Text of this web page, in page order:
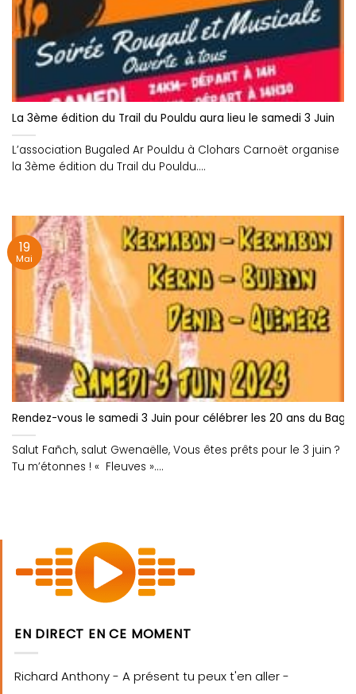
La 3ème édition du Trail du Pouldu aura lieu le samedi 3 Juin
L’association Bugaled Ar Pouldu à Clohars Carnoët organise
la 3ème édition du Trail du Pouldu....
Rendez-vous le samedi 3 Juin pour célébrer les 20 ans du
Salut Fañch, salut Gwenaëlle, Vous êtes prêts pour le 3 juin ?
Tu m’étonnes ! « Fleuves »....
19
Mai
EN DIRECT EN CE MOMENT